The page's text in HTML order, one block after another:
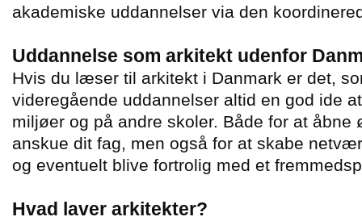
akademiske uddannelser via den
Uddannelse som arkitekt udenfor
Hvis du læser til arkitekt i Danmark er det,
videregående uddannelser altid en god ide
miljøer og på andre skoler. Både for at åbne
anskue dit fag, men også for at skabe
og eventuelt blive fortrolig med et
Hvad laver arkitekter?